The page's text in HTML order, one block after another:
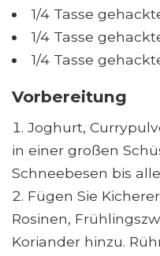
1/4 Tasse
1/4 Tasse
1/4 Tasse
Vorbereitung
Joghurt,
in einer großen
Schneebesen bis
Fügen Sie
Rosinen,
Koriander hinzu.